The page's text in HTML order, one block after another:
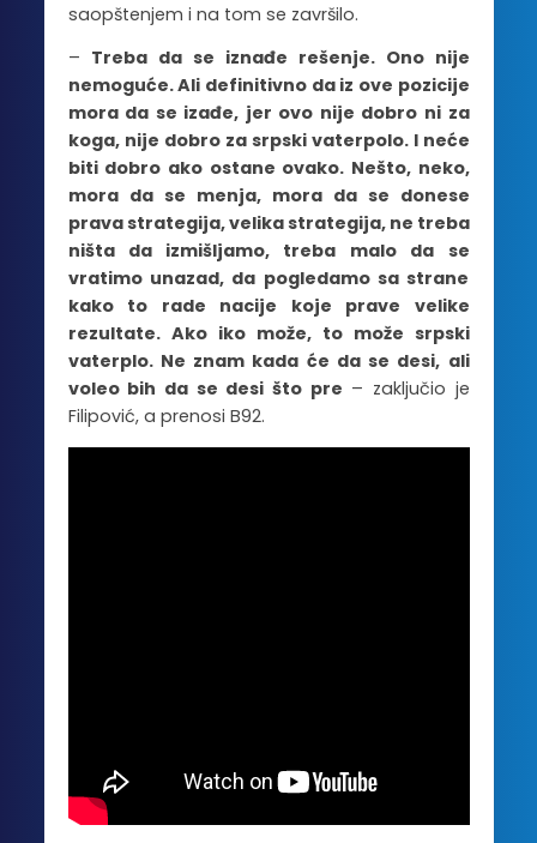
saopštenjem i na tom se završilo.
– Treba da se iznađe rešenje. Ono nije
nemoguće. Ali definitivno da iz ove pozicije
mora da se izađe, jer ovo nije dobro ni za
koga, nije dobro za srpski vaterpolo. I neće
biti dobro ako ostane ovako. Nešto, neko,
mora da se menja, mora da se donese
prava strategija, velika strategija, ne treba
ništa da izmišljamo, treba malo da se
vratimo unazad, da pogledamo sa strane
kako to rade nacije koje prave velike
rezultate. Ako iko može, to može srpski
vaterplo. Ne znam kada će da se desi, ali
voleo bih da se desi što pre – zaključio je
Filipović, a prenosi B92.